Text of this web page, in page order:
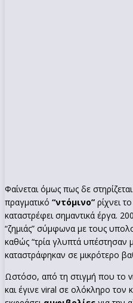
Φαίνεται όμως πως δε
πραγματικό “ντόμινο” ρίχνει
καταστρέφει σημαντικά έργα.
“ζημιάς” σύμφωνα με τους
καθώς “τρία γλυπτά υπέστησαν
καταστράφηκαν σε μικρότερο
Ωστόσο, από τη στιγμή που το
και έγινε viral σε ολόκληρο